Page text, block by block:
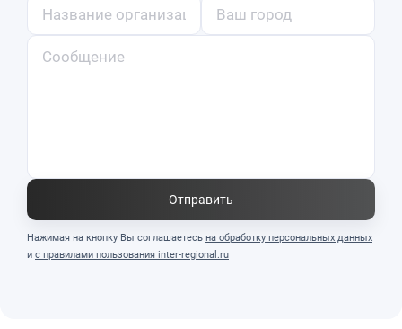
Отправить
Нажимая на кнопку Вы соглашаетесь на обработку персональных данных
и с правилами пользования inter-regional.ru